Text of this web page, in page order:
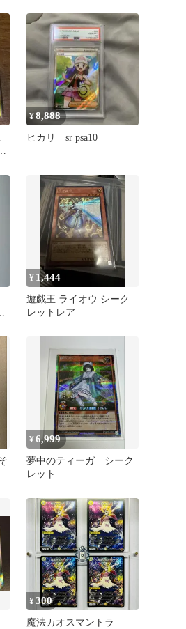
¥8,888
ヒカリ sr psa10
¥ 1,444
遊戯王 ライオウ シーク
レットレア
¥6,999
夢中のティーガ シーク
レット
¥300
魔法カオスマントラ